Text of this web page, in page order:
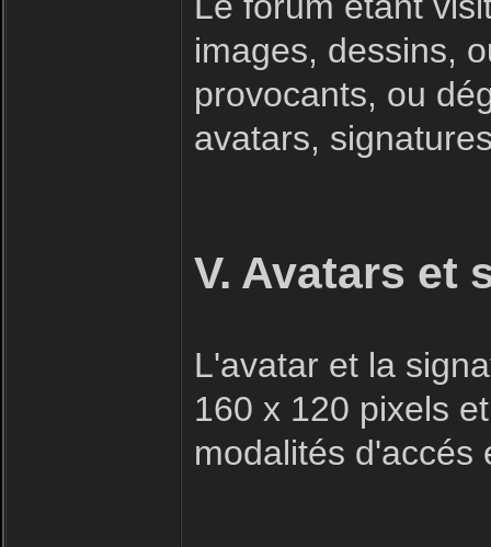
images, dessins,
provocants, ou
avatars,
V. Avatars et
L'avatar et la
160 x 120 pixels
modalités d'accés